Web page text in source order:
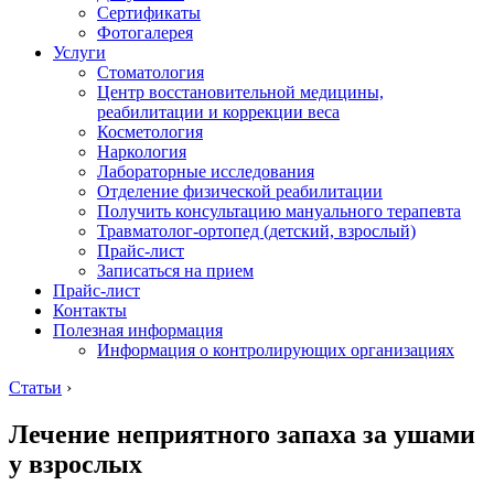
Сертификаты
Фотогалерея
Услуги
Стоматология
Центр восстановительной медицины,
реабилитации и коррекции веса
Косметология
Наркология
Лабораторные исследования
Отделение физической реабилитации
Получить консультацию мануального терапевта
Травматолог-ортопед (детский, взрослый)
Прайс-лист
Записаться на прием
Прайс-лист
Контакты
Полезная информация
Информация о контролирующих организациях
Статьи ›
Лечение неприятного запаха за ушами
у взрослых